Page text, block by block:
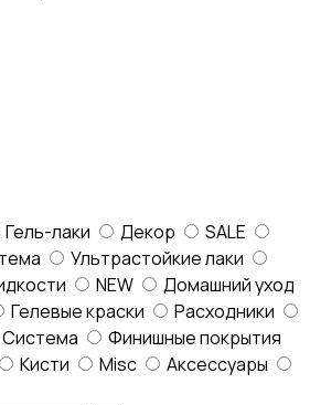
Гель-лаки Декор
SALE
Ультрастойкие лаки
NEW
Домашний уход
Гелевые краски
Расходники
Финишные покрытия
Кисти Misc
Аксессуары